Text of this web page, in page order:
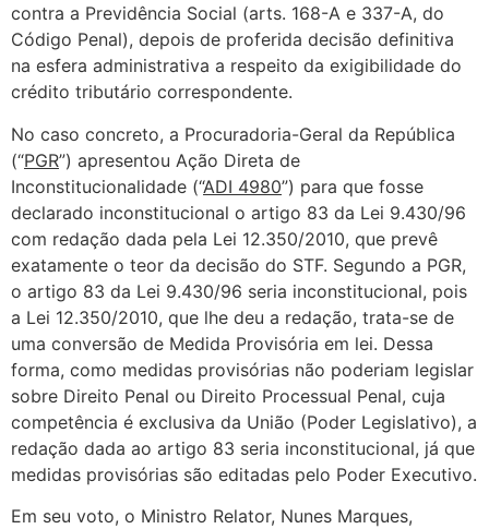
contra a Previdência Social (arts. 168-A e 337-A, do
Código Penal), depois de proferida decisão definitiva
na esfera administrativa a respeito da exigibilidade do
crédito tributário correspondente.
No caso concreto, a Procuradoria-Geral da República
(“PGR”) apresentou Ação Direta de
Inconstitucionalidade (“ADI 4980”) para que fosse
declarado inconstitucional o artigo 83 da Lei 9.430/96
com redação dada pela Lei 12.350/2010, que prevê
exatamente o teor da decisão do STF. Segundo a PGR,
o artigo 83 da Lei 9.430/96 seria inconstitucional, pois
a Lei 12.350/2010, que lhe deu a redação, trata-se de
uma conversão de Medida Provisória em lei. Dessa
forma, como medidas provisórias não poderiam legislar
sobre Direito Penal ou Direito Processual Penal, cuja
competência é exclusiva da União (Poder Legislativo), a
redação dada ao artigo 83 seria inconstitucional, já que
medidas provisórias são editadas pelo Poder Executivo.
Em seu voto, o Ministro Relator, Nunes Marques,